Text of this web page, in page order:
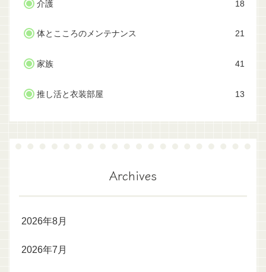
介護 18
体とこころのメンテナンス 21
家族 41
推し活と衣装部屋 13
Archives
2026年8月
2026年7月